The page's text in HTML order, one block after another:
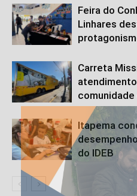
Feira do
Linhares
Carreta
Itapema
do IDEB